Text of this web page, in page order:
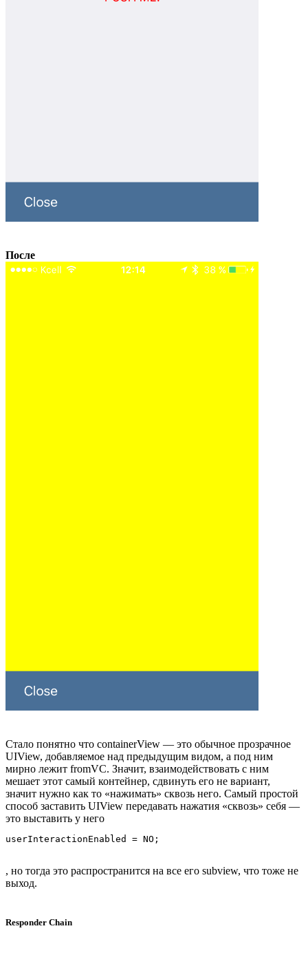
После
Стало понятно что containerView — это обычное прозрачное
UIView, добавляемое над предыдущим видом, а под ним
мирно лежит fromVC. Значит, взаимодействовать с ним
мешает этот самый контейнер, сдвинуть его не вариант,
значит нужно как то «нажимать» сквозь него. Самый простой
способ заставить UIView передавать нажатия «сквозь» себя —
это выставить у него
, но тогда это распространится на все его subview, что тоже не
выход.
Responder Chain